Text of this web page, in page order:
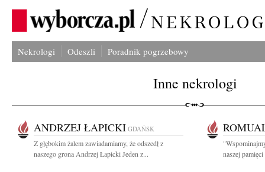
Nekrologi Odeszli Poradnik pogrzebowy
Inne nekrologi
ANDRZEJ ŁAPICKI GDAŃSK
Z głębokim żalem zawiadamiamy, że odszedł z
naszego grona Andrzej Łapicki Jeden z...
naszej